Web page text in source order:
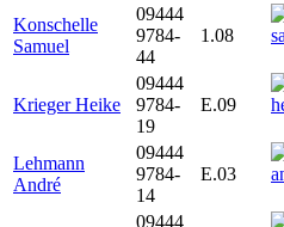
Konschelle
Samuel
09444
9784-
44
1.08
Krieger Heike
09444
9784-
19
E.09
Lehmann
André
09444
9784-
14
E.03
09444